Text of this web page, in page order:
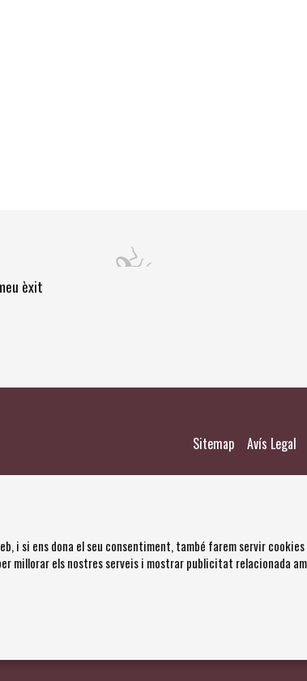
èxit
Sitemap Avís Legal
i si ens dona el seu consentiment, també farem servir cookies
millorar els nostres serveis i mostrar publicitat relacionada